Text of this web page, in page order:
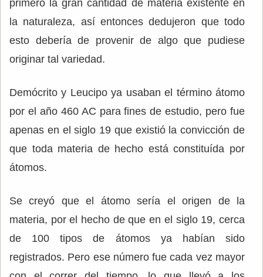
primero la gran cantidad de materia existente en
la naturaleza, así entonces dedujeron que todo
esto debería de provenir de algo que pudiese
originar tal variedad.
Demócrito y Leucipo ya usaban el término átomo
por el año 460 AC para fines de estudio, pero fue
apenas en el siglo 19 que existió la convicción de
que toda materia de hecho está constituída por
átomos.
Se creyó que el átomo sería el origen de la
materia, por el hecho de que en el siglo 19, cerca
de 100 tipos de átomos ya habían sido
registrados. Pero ese número fue cada vez mayor